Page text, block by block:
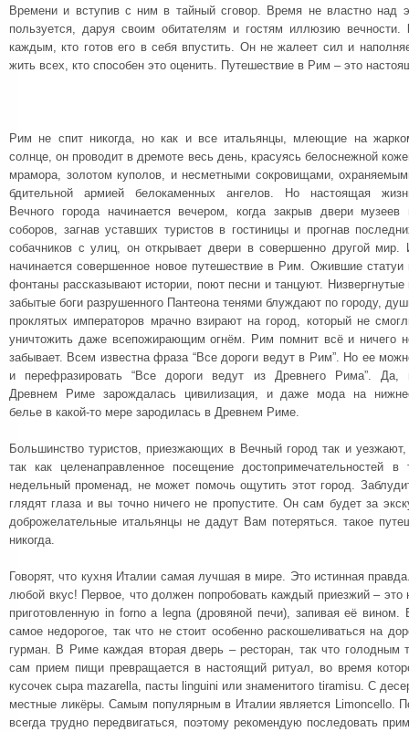
Времени и вступив с ним в тайный сговор. Время не властно над
пользуется, даруя своим обитателям и гостям иллюзию вечности.
каждым, кто готов его в себя впустить. Он не жалеет сил и
жить всех, кто способен это оценить. Путешествие в Рим – это
Рим не спит никогда, но как и все итальянцы, млеющие на
солнце, он проводит в дремоте весь день, красуясь белоснежной
мрамора, золотом куполов, и несметными сокровищами,
бдительной армией белокаменных ангелов. Но настоящая
Вечного города начинается вечером, когда закрыв двери музеев
соборов, загнав уставших туристов в гостиницы и прогнав
собачников с улиц, он открывает двери в совершенно другой мир.
начинается совершенное новое путешествие в Рим. Ожившие статуи
фонтаны рассказывают истории, поют песни и танцуют. Низвергнутые
забытые боги разрушенного Пантеона тенями блуждают по городу,
проклятых императоров мрачно взирают на город, который не
уничтожить даже всепожирающим огнём. Рим помнит всё и ничего
забывает. Всем известна фраза “Все дороги ведут в Рим”. Но ее
и перефразировать “Все дороги ведут из Древнего Рима”. Да,
Древнем Риме зарождалась цивилизация, и даже мода на
белье в какой-то мере зародилась в Древнем Риме.
Большинство туристов, приезжающих в Вечный город так и
так как целенаправленное посещение достопримечательностей
недельный променад, не может помочь ощутить этот город.
глядят глаза и вы точно ничего не пропустите. Он сам будет за
доброжелательные итальянцы не дадут Вам потеряться. такое
никогда.
Говорят, что кухня Италии самая лучшая в мире. Это истинная
любой вкус! Первое, что должен попробовать каждый приезжий –
приготовленную in forno a legna (дровяной печи), запивая её
самое недорогое, так что не стоит особенно раскошеливаться на
гурман. В Риме каждая вторая дверь – ресторан, так что голодным
сам прием пищи превращается в настоящий ритуал, во время
кусочек сыра mazarella, пасты linguini или знаменитого tiramisu. C
местные ликёры. Самым популярным в Италии является Limoncello.
всегда трудно передвигаться, поэтому рекомендую последовать